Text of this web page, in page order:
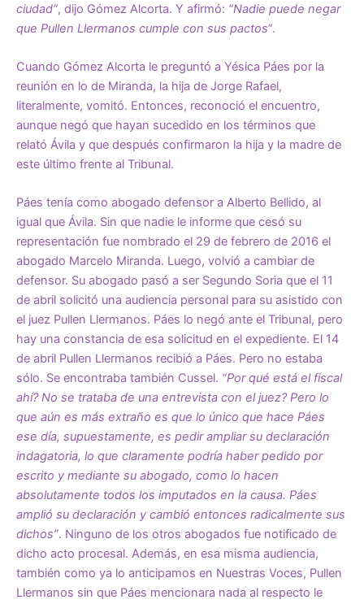
ciudad“, dijo Gómez Alcorta. Y afirmó: “Nadie puede negar
que Pullen Llermanos cumple con sus pactos“.
Cuando Gómez Alcorta le preguntó a Yésica Páes por la
reunión en lo de Miranda, la hija de Jorge Rafael,
literalmente, vomitó. Entonces, reconoció el encuentro,
aunque negó que hayan sucedido en los términos que
relató Ávila y que después confirmaron la hija y la madre de
este último frente al Tribunal.
Páes tenía como abogado defensor a Alberto Bellido, al
igual que Ávila. Sin que nadie le informe que cesó su
representación fue nombrado el 29 de febrero de 2016 el
abogado Marcelo Miranda. Luego, volvió a cambiar de
defensor. Su abogado pasó a ser Segundo Soria que el 11
de abril solicitó una audiencia personal para su asistido con
el juez Pullen Llermanos. Páes lo negó ante el Tribunal, pero
hay una constancia de esa solicitud en el expediente. El 14
de abril Pullen Llermanos recibió a Páes. Pero no estaba
sólo. Se encontraba también Cussel. “Por qué está el fiscal
ahí? No se trataba de una entrevista con el juez? Pero lo
que aún es más extraño es que lo único que hace Páes
ese día, supuestamente, es pedir ampliar su declaración
indagatoria, lo que claramente podría haber pedido por
escrito y mediante su abogado, como lo hacen
absolutamente todos los imputados en la causa. Páes
amplió su declaración y cambió entonces radicalmente sus
dichos”. Ninguno de los otros abogados fue notificado de
dicho acto procesal. Además, en esa misma audiencia,
también como ya lo anticipamos en Nuestras Voces, Pullen
Llermanos sin que Páes mencionara nada al respecto le